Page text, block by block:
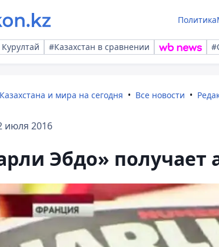
Политика
#Казахстан в сравнении
и мира на сегодня Все новости
июля 2016
Эбдо» получает